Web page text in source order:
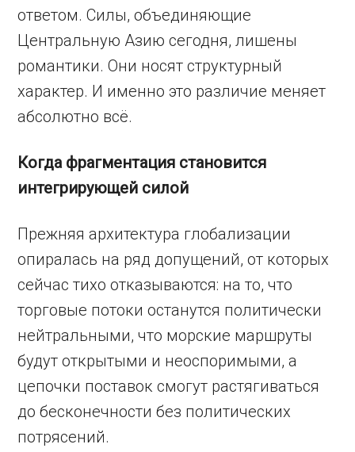
ответом. Силы, объединяющие
Центральную Азию сегодня, лишены
романтики. Они носят структурный
характер. И именно это различие меняет
абсолютно всё.
Когда фрагментация становится
интегрирующей силой
Прежняя архитектура глобализации
опиралась на ряд допущений, от которых
сейчас тихо отказываются: на то, что
торговые потоки останутся политически
нейтральными, что морские маршруты
будут открытыми и неоспоримыми, а
цепочки поставок смогут растягиваться
до бесконечности без политических
потрясений.